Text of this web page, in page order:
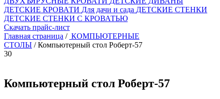
ДЕТСКИЕ КРОВАТИ Для дачи и сада ДЕТСКИЕ СТЕНКИ
ДЕТСКИЕ СТЕНКИ С КРОВАТЬЮ
Скачать прайс-лист
Главная страница / КОМПЬЮТЕРНЫЕ
СТОЛЫ / Компьютерный стол Роберт-57
30
Компьютерный стол Роберт-57